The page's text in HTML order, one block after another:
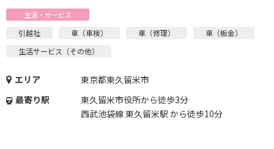
生活・サービス
引越社 車（車検） 車（修理）
車（板金）
生活サービス（その他）
エリア
東京都東久留米市
最寄り駅
東久留米市役所から徒歩3分
西武池袋線 東久留米駅 から徒歩10分